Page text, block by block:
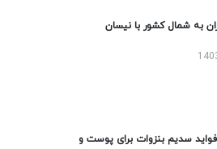
به شمال کشور با نیسان
سدیم بنزوات برای پوست و